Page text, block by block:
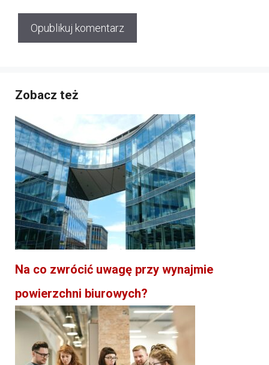
Zobacz też
Na co zwrócić uwagę przy wynajmie
powierzchni biurowych?